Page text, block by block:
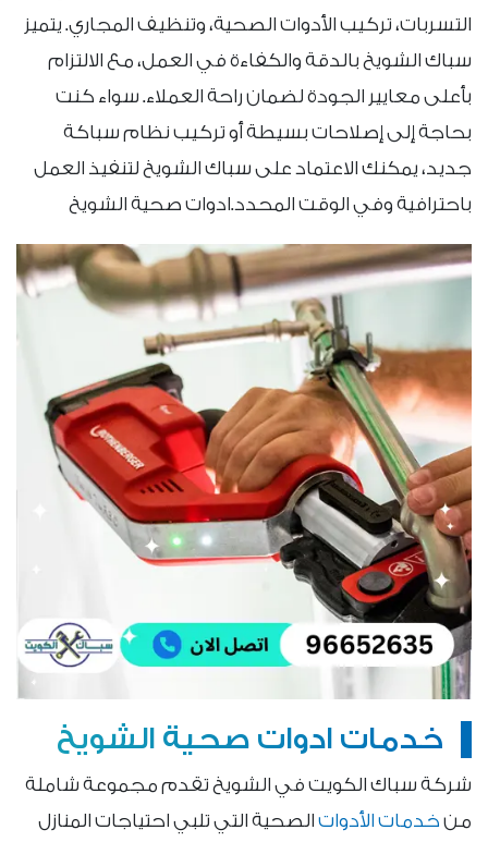
التسربات، تركيب الأدوات الصحية، وتنظيف المجاري. يتميز
سباك الشويخ بالدقة والكفاءة في العمل، مع الالتزام
بأعلى معايير الجودة لضمان راحة العملاء. سواء كنت
بحاجة إلى إصلاحات بسيطة أو تركيب نظام سباكة
جديد، يمكنك الاعتماد على سباك الشويخ لتنفيذ العمل
باحترافية وفي الوقت المحدد.ادوات صحية الشويخ
خدمات ادوات صحية الشويخ
شركة سباك الكويت في الشويخ تقدم مجموعة شاملة
من خدمات الأدوات الصحية التي تلبي احتياجات المنازل